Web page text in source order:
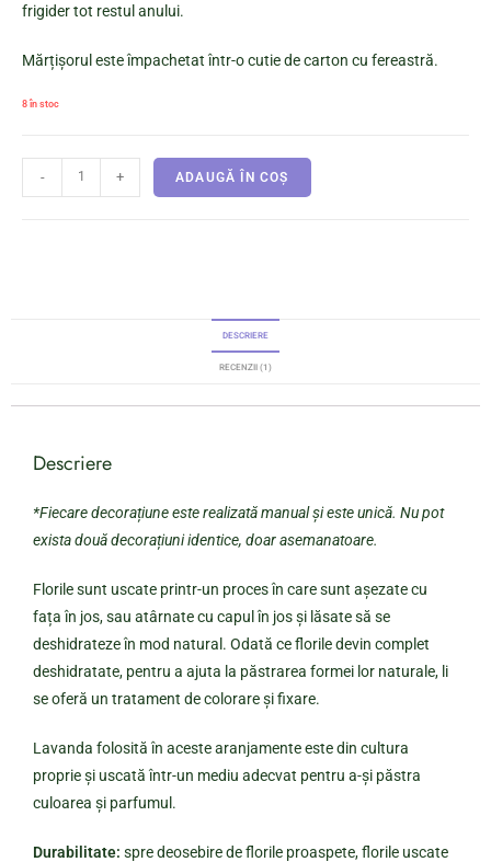
frigider tot restul anului.
Mărțișorul este împachetat într-o cutie de carton cu fereastră.
8 în stoc
- + ADAUGĂ ÎN COȘ
DESCRIERE
RECENZII (1)
Descriere
*Fiecare decorațiune este realizată manual și este unică. Nu pot
exista două decorațiuni identice, doar asemanatoare.
Florile sunt uscate printr-un proces în care sunt așezate cu
fața în jos, sau atârnate cu capul în jos și lăsate să se
deshidrateze în mod natural. Odată ce florile devin complet
deshidratate, pentru a ajuta la păstrarea formei lor naturale, li
se oferă un tratament de colorare și fixare.
Lavanda folosită în aceste aranjamente este din cultura
proprie și uscată într-un mediu adecvat pentru a-și păstra
culoarea și parfumul.
Durabilitate: spre deosebire de florile proaspete, florile uscate